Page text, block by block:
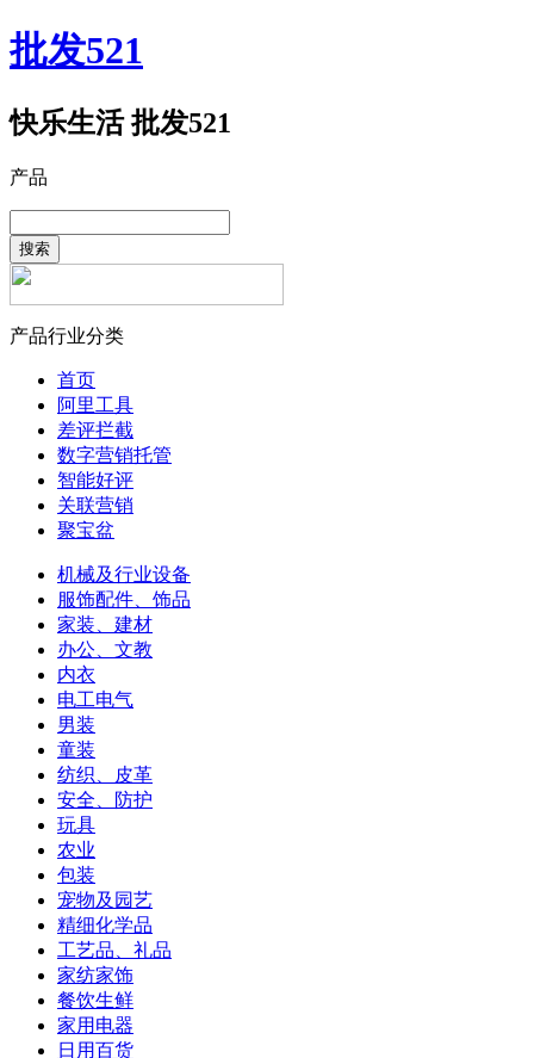
批发521
快乐生活 批发521
产品
搜索
产品行业分类
首页
阿里工具
差评拦截
数字营销托管
智能好评
关联营销
聚宝盆
机械及行业设备
服饰配件、饰品
家装、建材
办公、文教
内衣
电工电气
男装
童装
纺织、皮革
安全、防护
玩具
农业
包装
宠物及园艺
精细化学品
工艺品、礼品
家纺家饰
餐饮生鲜
家用电器
日用百货